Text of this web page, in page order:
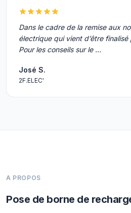
Dans le cadre de la remise aux
électrique qui vient d’être
Pour les conseils sur le …
José S.
2F.ELEC'
A PROPOS
Pose de borne de